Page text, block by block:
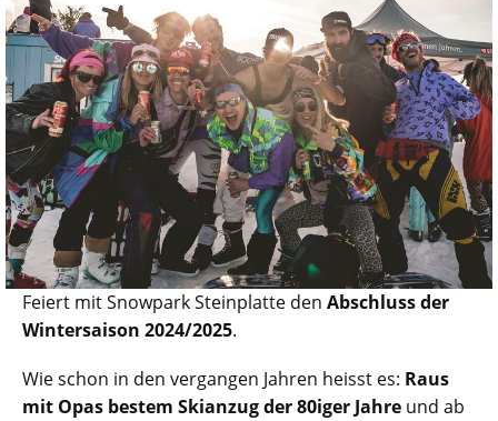
Feiert mit Snowpark Steinplatte den Abschluss der
Wintersaison 2024/2025.
Wie schon in den vergangen Jahren heisst es: Raus
mit Opas bestem Skianzug der 80iger Jahre und ab